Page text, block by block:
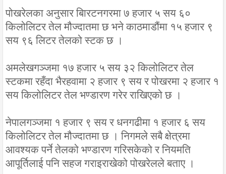
पोखरेलका अनुसार बिारटनगरमा ७ हजार ५ सय ६०
किलोलिटर तेल मौज्दातमा छ भने काठमाडौंमा १५ हजार ९
सय ९६ लिटर तेलको स्टक छ ।
अमलेखगञ्जमा १७ हजार ५ सय ३२ किलोलिटर तेल
स्टकमा रहँदा भैरहवामा २ हजार ९ सय र पोखरमा २ हजार १
सय किलोलिटर तेल भण्डारण गरेर राखिएको छ ।
नेपालगञ्जमा १ हजार ९ सय र धनगढीमा १ हजार ६ सय
किलोलिटर तेल मौज्दातमा छ । निगमले सबै क्षेत्रमा
आवश्यक पर्ने तेलको भण्डारण गरिसकेको र नियमति
आपूर्तिलाई पनि सहज गराइराखेको पोखरेलले बताए ।